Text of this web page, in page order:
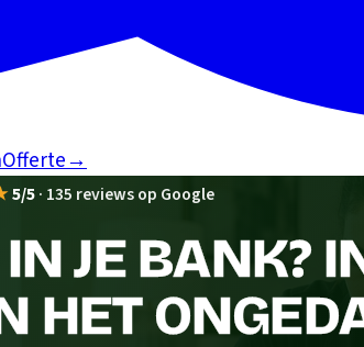
Offerte→
5/5· 135 reviews op Google
JE BANK?
HET